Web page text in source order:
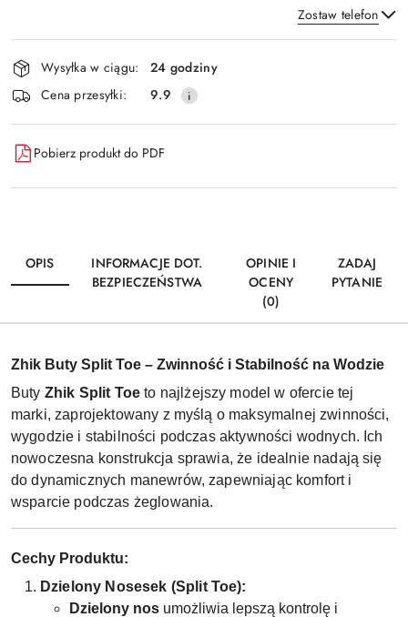
Zostaw telefon
Wyślij
Dostępność
i
dostawa
Wysyłka w ciągu:
24 godziny
Cena przesyłki:
9.9
Pobierz produkt do PDF
OPIS
INFORMACJE DOT.
BEZPIECZEŃSTWA
OPINIE I
OCENY
(0)
ZADAJ
PYTANIE
Zhik Buty Split Toe – Zwinność i Stabilność na Wodzie
Buty Zhik Split Toe to najlżejszy model w ofercie tej
marki, zaprojektowany z myślą o maksymalnej zwinności,
wygodzie i stabilności podczas aktywności wodnych. Ich
nowoczesna konstrukcja sprawia, że idealnie nadają się
do dynamicznych manewrów, zapewniając komfort i
wsparcie podczas żeglowania.
Cechy Produktu:
Dzielony Nosesek (Split Toe):
Dzielony nos umożliwia lepszą kontrolę i